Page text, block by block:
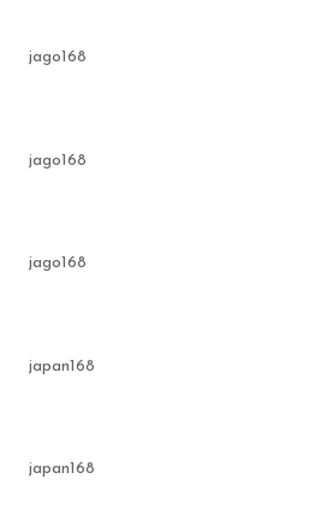
jago168
jago168
jago168
japan168
japan168